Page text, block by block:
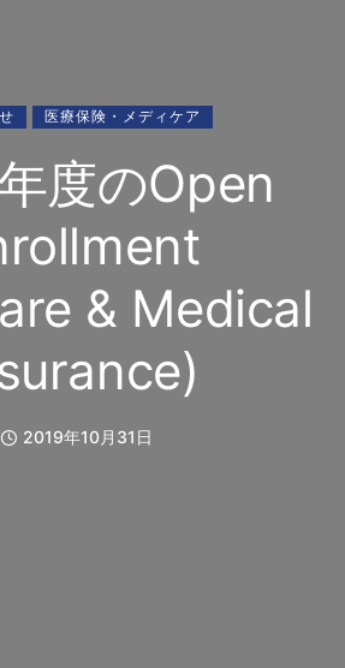
医療保険・メディケア
度のOpen
& Medical
2019年10月31日